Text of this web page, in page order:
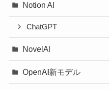
Notion AI
ChatGPT
NovelAI
OpenAI新モデル